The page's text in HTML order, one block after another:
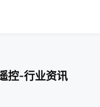
控-行业资讯